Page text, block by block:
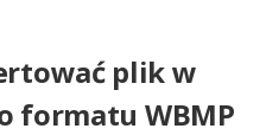
plik w
formatu WBMP